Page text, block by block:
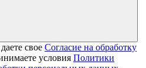
свое Согласие на обработку
условия Политики